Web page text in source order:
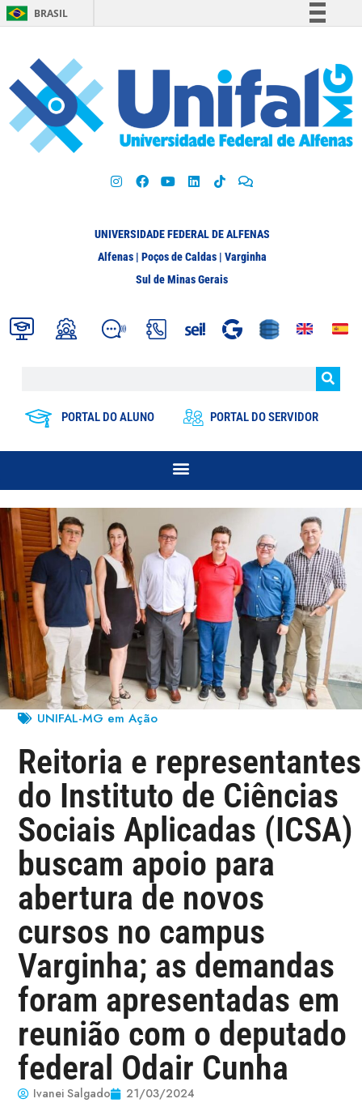
BRASIL
Participe
Acesso à informação
Legislação
UNIVERSIDADE FEDERAL DE ALFENAS
Alfenas | Poços de Caldas | Varginha
Sul de Minas Gerais
PORTAL DO ALUNO PORTAL DO SERVIDOR
UNIFAL-MG em Ação
Reitoria e representantes
do Instituto de Ciências
Sociais Aplicadas (ICSA)
buscam apoio para
abertura de novos
cursos no campus
Varginha; as demandas
foram apresentadas em
reunião com o deputado
federal Odair Cunha
Ivanei Salgado 21/03/2024